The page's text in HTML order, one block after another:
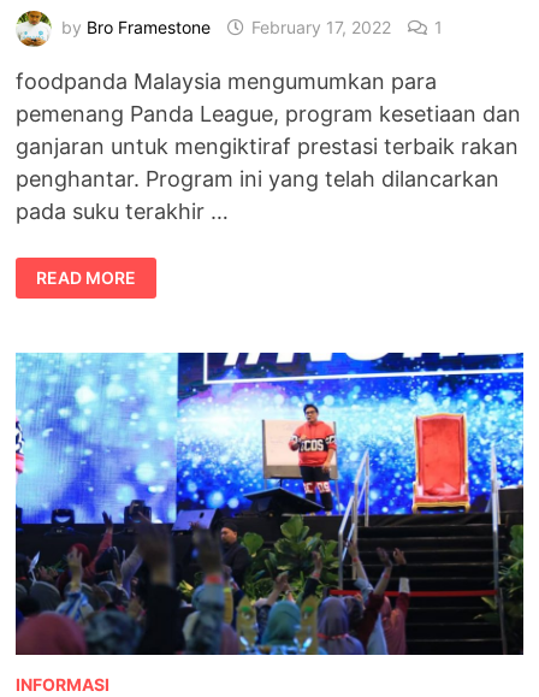
by Bro Framestone February 17, 2022 1
foodpanda Malaysia mengumumkan para
pemenang Panda League, program kesetiaan dan
ganjaran untuk mengiktiraf prestasi terbaik rakan
penghantar. Program ini yang telah dilancarkan
pada suku terakhir …
FOODPANDA
MALAYSIA
BERI
RAKAN
PENGHANTAR
DENGAN
PANDA
LEAGUE
READ MORE
INFORMASI